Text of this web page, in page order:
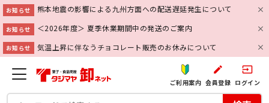
お知らせ 熊本地震の影響による九州方面への配送遅延発生について
お知らせ ＜2026年度＞ 夏季休業期間中の発送のご案内
お知らせ 気温上昇に伴なうチョコレート販売のお休みについて
ご利用案内
create
会員登録
input
ログイン